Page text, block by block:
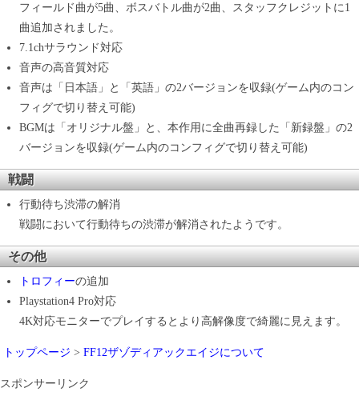
フィールド曲が5曲、ボスバトル曲が2曲、スタッフクレジットに1
曲追加されました。
7.1chサラウンド対応
音声の高音質対応
音声は「日本語」と「英語」の2バージョンを収録(ゲーム内のコン
フィグで切り替え可能)
BGMは「オリジナル盤」と、本作用に全曲再録した「新録盤」の2
バージョンを収録(ゲーム内のコンフィグで切り替え可能)
戦闘
行動待ち渋滞の解消
戦闘において行動待ちの渋滞が解消されたようです。
その他
トロフィーの追加
Playstation4 Pro対応
4K対応モニターでプレイするとより高解像度で綺麗に見えます。
トップページ > FF12ザゾディアックエイジについて
スポンサーリンク